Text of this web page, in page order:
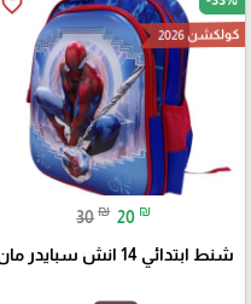
favorite_border
كولكشن 2026
30 ₪ 20 ₪
شنط ابتدائي 14 انش سبايدر مان